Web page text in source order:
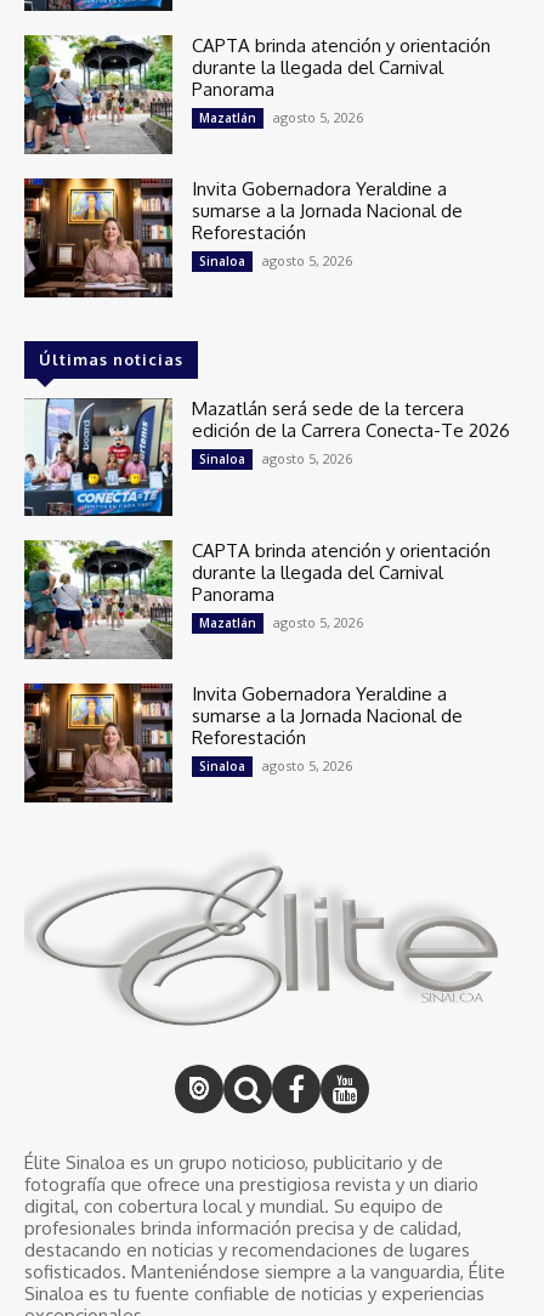
CAPTA brinda atención y orientación
durante la llegada del Carnival
Panorama
Mazatlán agosto 5, 2026
Invita Gobernadora Yeraldine a
sumarse a la Jornada Nacional de
Reforestación
Sinaloa agosto 5, 2026
Últimas noticias
Mazatlán será sede de la tercera
edición de la Carrera Conecta-Te 2026
Sinaloa agosto 5, 2026
CAPTA brinda atención y orientación
durante la llegada del Carnival
Panorama
Mazatlán agosto 5, 2026
Invita Gobernadora Yeraldine a
sumarse a la Jornada Nacional de
Reforestación
Sinaloa agosto 5, 2026
Élite Sinaloa es un grupo noticioso, publicitario y de
fotografía que ofrece una prestigiosa revista y un diario
digital, con cobertura local y mundial. Su equipo de
profesionales brinda información precisa y de calidad,
destacando en noticias y recomendaciones de lugares
sofisticados. Manteniéndose siempre a la vanguardia, Élite
Sinaloa es tu fuente confiable de noticias y experiencias